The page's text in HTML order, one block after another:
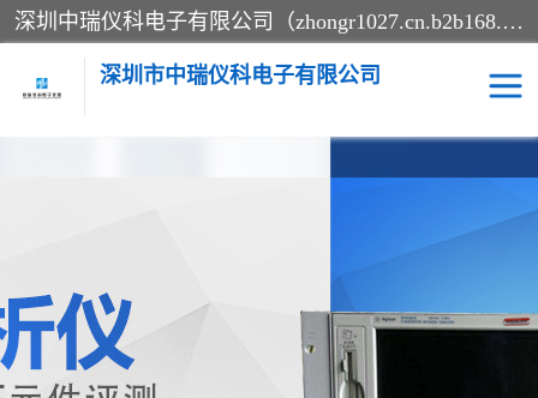
深圳中瑞仪科电子有限公司（zhongr1027.cn.b2b168.com）主要从事回收二手仪器，工厂仪器，回收示波器，KeysightE4980A，FLUKE754，MT8852B，IFR3920，Agilent N4010A，MT8852B等业务，全国统一热线：13570873835。深圳中瑞仪科电子有限公司整批或单出，专业评估高价回收工厂闲置仪器。
深圳市中瑞仪科电子有限公司
电阻-功率计 频谱分析仪
万用表 综合测试仪